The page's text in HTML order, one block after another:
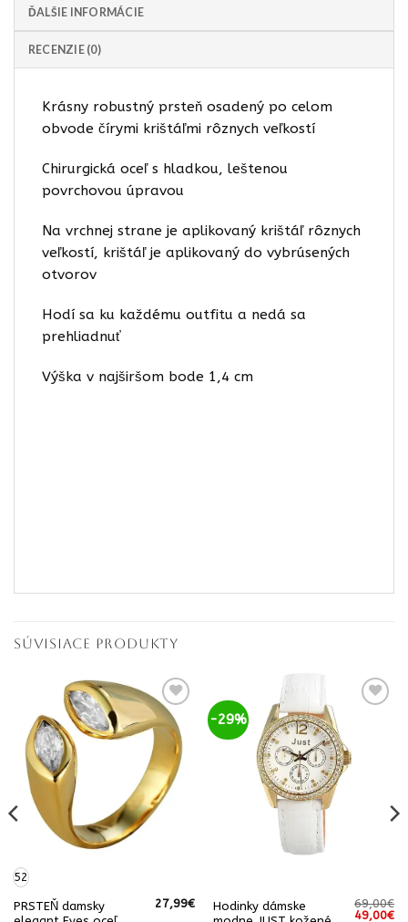
ĎALŠIE INFORMÁCIE
RECENZIE (0)
Krásny robustný prsteň osadený po celom
obvode čírymi krištáľmi rôznych veľkostí
Chirurgická oceľ s hladkou, leštenou
povrchovou úpravou
Na vrchnej strane je aplikovaný krištáľ rôznych
veľkostí, krištáľ je aplikovaný do vybrúsených
otvorov
Hodí sa ku každému outfitu a nedá sa
prehliadnuť
Výška v najširšom bode 1,4 cm
SÚVISIACE PRODUKTY
52
PRSTEŇ damsky
27,99€
-29%
Hodinky dámske
69,00€
Pôvodná
49,00€